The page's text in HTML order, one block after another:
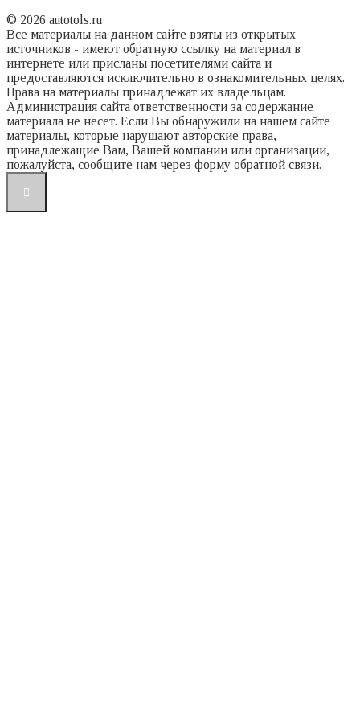
© 2026 autotols.ru
Все материалы на данном сайте взяты из открытых
источников - имеют обратную ссылку на материал в
интернете или присланы посетителями сайта и
предоставляются исключительно в ознакомительных целях.
Права на материалы принадлежат их владельцам.
Администрация сайта ответственности за содержание
материала не несет. Если Вы обнаружили на нашем сайте
материалы, которые нарушают авторские права,
принадлежащие Вам, Вашей компании или организации,
пожалуйста, сообщите нам через форму обратной связи.